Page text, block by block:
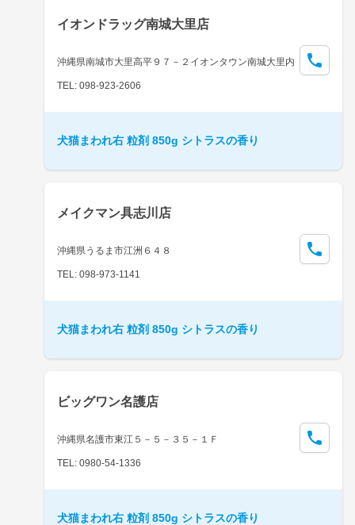
イオンドラッグ南城大里店
沖縄県南城市大里高平９７－２イオンタウン南城大里内
TEL: 098-923-2606
犬猫まわれ右 粒剤 850g シトラスの香り
メイクマン具志川店
沖縄県うるま市江洲６４８
TEL: 098-973-1141
犬猫まわれ右 粒剤 850g シトラスの香り
ビッグワン名護店
沖縄県名護市東江５－５－３５－１Ｆ
TEL: 0980-54-1336
犬猫まわれ右 粒剤 850g シトラスの香り